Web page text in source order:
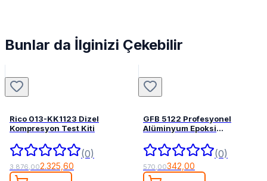
Bunlar da İlginizi Çekebilir
Rico 013-KK1123 Dizel
Kompresyon Test Kiti
(0)
3.876,002.325,60
GFB 5122 Profesyonel
Alüminyum Epoksi
(0)
570,00342,00